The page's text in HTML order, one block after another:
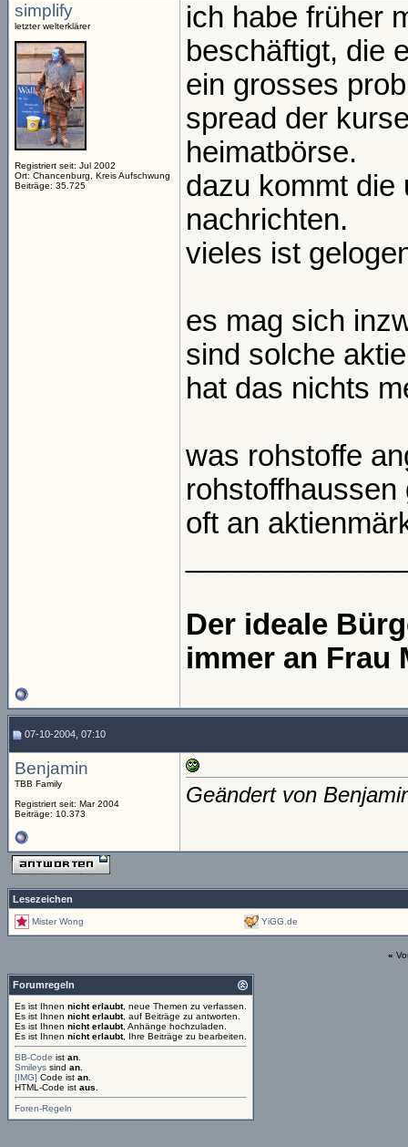
simplify
letzter welterklärer
Registriert seit: Jul 2002
Ort: Chancenburg, Kreis Aufschwung
Beiträge: 35.725
ich habe früher
beschäftigt, die
ein grosses
spread der
heimatbörse.
dazu kommt die
nachrichten.
vieles ist
es mag sich
sind solche
hat das nichts
was rohstoffe
oft an
Der ideale
immer an Frau
07-10-2004, 07:10
Benjamin
TBB Family
Registriert seit: Mar 2004
Beiträge: 10.373
Geändert von
Lesezeichen
Mister Wong YiGG.de
«
Forumregeln
Es ist Ihnen nicht erlaubt, neue Themen zu verfassen.
Es ist Ihnen nicht erlaubt, auf Beiträge zu antworten.
Es ist Ihnen nicht erlaubt, Anhänge hochzuladen.
Es ist Ihnen nicht erlaubt, Ihre Beiträge zu bearbeiten.
BB-Code ist an
Smileys sind an
[IMG] Code ist an
HTML-Code ist aus
Foren-Regeln